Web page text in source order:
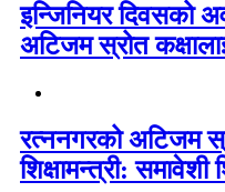
इन्जिनियर दिवसको
अटिजम स्रोत
रत्ननगरको अटिजम
शिक्षामन्त्री: समावेशी